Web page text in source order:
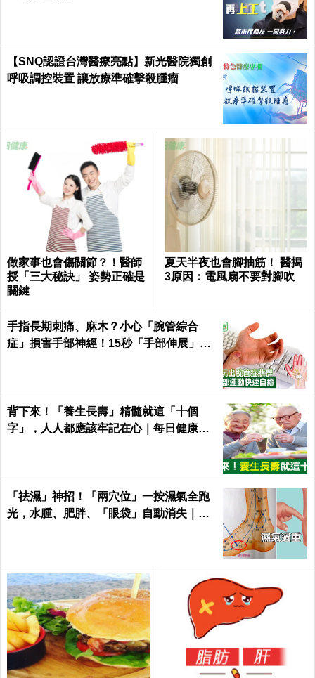
【SNQ認證台灣醫療亮點】新光醫院獨創
呼吸調控裝置 讓放療準確擊殺腫瘤
做家事也會傷關節？！醫師
授「三大秘訣」 姿勢正確是
關鍵
夏天半夜也會腳抽筋！ 醫揭
3原因：電風扇不要對腳吹
手指長期刺痛、麻木？小心「腕管綜合
症」損害手部神經！15秒「手部伸展」這
背下來！「養生長壽」精髓就這「十個
字」，人人都應該牢記在心｜每日健康He
「祛濕」神招！「兩穴位」一按濕氣全跑
光，水腫、肥胖、「眼袋」自動消失｜每